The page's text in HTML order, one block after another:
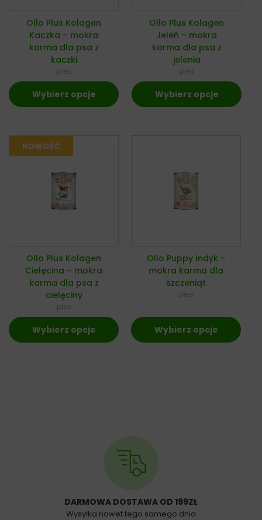
Ollo Plus Kolagen
Kaczka – mokra
karma dla psa z
kaczki
pies
Wybierz opcje
Ollo Plus Kolagen
Jeleń – mokra
karma dla psa z
jelenia
pies
Wybierz opcje
Ollo Plus Kolagen
Cielęcina – mokra
karma dla psa z
cielęciny
pies
Wybierz opcje
Ollo Puppy Indyk –
mokra karma dla
szczeniąt
pies
Wybierz opcje
DARMOWA DOSTAWA OD 199ZŁ
Wysyłka nawet tego samego dnia